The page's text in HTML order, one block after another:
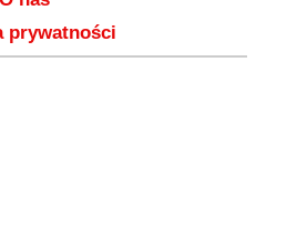
prywatności